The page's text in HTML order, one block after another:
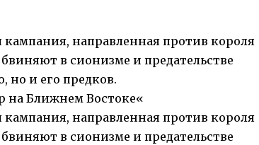
кампания, направленная против короля
в сионизме и предательстве
но и его предков.
на Ближнем Востоке«
кампания, направленная против короля
в сионизме и предательстве